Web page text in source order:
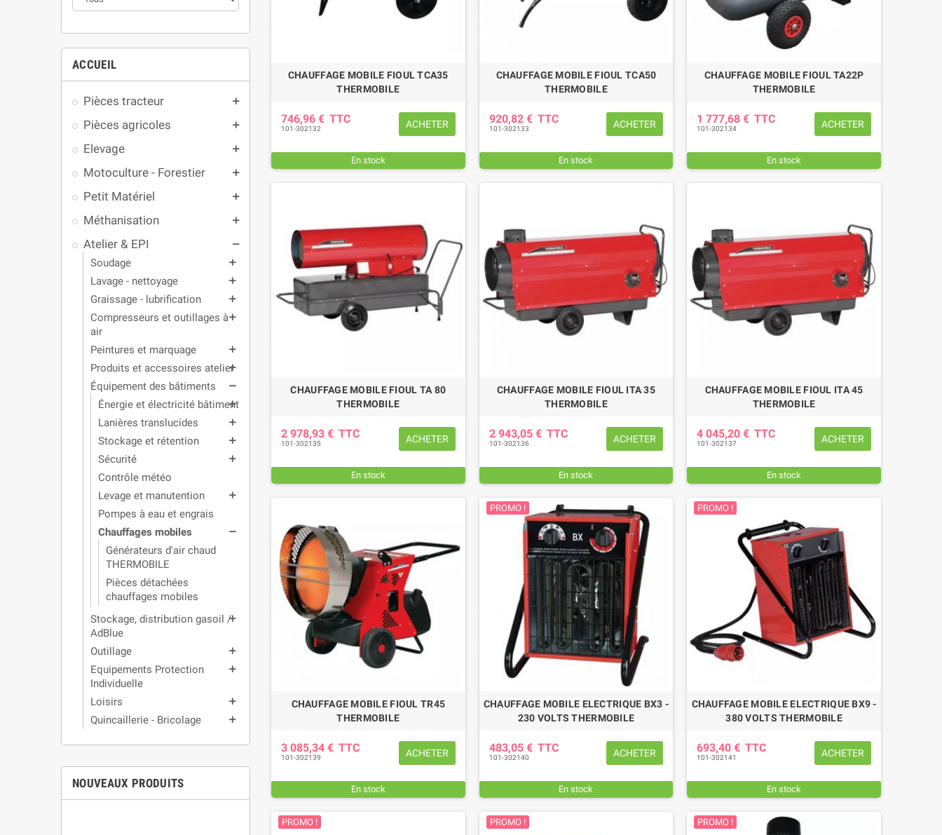
ACCUEIL
Pièces tracteur add
Pièces agricoles add
Elevage add
Motoculture - Forestier add
Petit Matériel add
Méthanisation add
Atelier & EPI remove
Soudage add
Lavage - nettoyage add
Graissage - lubrification add
Compresseurs et outillages à
air
add
Peintures et marquage add
Produits et accessoires atelier
add
Équipement des bâtiments remove
Énergie et électricité bâtiment
add
Lanières translucides add
Stockage et rétention add
Sécurité add
Contrôle météo
Levage et manutention
add
Pompes à eau et engrais
Chauffages mobiles
remove
Générateurs d'air chaud
THERMOBILE
Pièces détachées
chauffages mobiles
Stockage, distribution gasoil /
AdBlue
add
Outillage add
Equipements Protection
Individuelle
add
Loisirs add
Quincaillerie - Bricolage add
NOUVEAUX PRODUITS
CHAUFFAGE MOBILE FIOUL TCA35
THERMOBILE
746,96 € TTC
101-302132 ACHETER
En stock
CHAUFFAGE MOBILE FIOUL TCA50
THERMOBILE
920,82 € TTC
101-302133 ACHETER
En stock
CHAUFFAGE MOBILE FIOUL TA22P
THERMOBILE
1 777,68 € TTC
101-302134 ACHETER
En stock
CHAUFFAGE MOBILE FIOUL TA 80
THERMOBILE
2 978,93 € TTC
101-302135 ACHETER
En stock
CHAUFFAGE MOBILE FIOUL ITA 35
THERMOBILE
2 943,05 € TTC
101-302136 ACHETER
En stock
CHAUFFAGE MOBILE FIOUL ITA 45
THERMOBILE
4 045,20 € TTC
101-302137 ACHETER
En stock
CHAUFFAGE MOBILE FIOUL TR45
THERMOBILE
3 085,34 € TTC
101-302139 ACHETER
En stock
PROMO !
CHAUFFAGE MOBILE ELECTRIQUE BX3 -
230 VOLTS THERMOBILE
483,05 € TTC
101-302140 ACHETER
En stock
PROMO !
CHAUFFAGE MOBILE ELECTRIQUE BX9 -
380 VOLTS THERMOBILE
693,40 € TTC
101-302141 ACHETER
En stock
PROMO ! PROMO ! PROMO !